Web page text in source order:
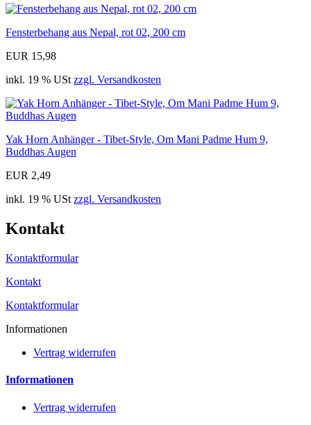
Fensterbehang aus Nepal, rot 02, 200 cm
EUR 15,98
inkl. 19 % USt zzgl. Versandkosten
Yak Horn Anhänger - Tibet-Style, Om Mani Padme Hum 9,
Buddhas Augen
EUR 2,49
inkl. 19 % USt zzgl. Versandkosten
Kontakt
Kontaktformular
Kontakt
Kontaktformular
Informationen
Vertrag widerrufen
Informationen
Vertrag widerrufen